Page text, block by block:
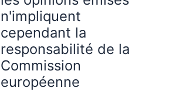
n'impliquent
cependant la
responsabilité de la
Commission
européenne